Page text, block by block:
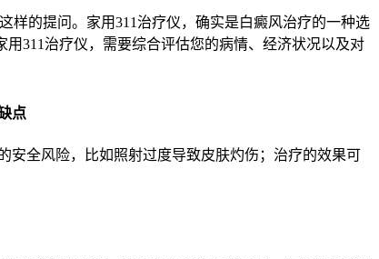
样的提问。家用311治疗仪，确实是白癜风治疗的一种选
311治疗仪，需要综合评估您的病情、经济状况以及对
点
安全风险，比如照射过度导致皮肤灼伤；治疗的效果可